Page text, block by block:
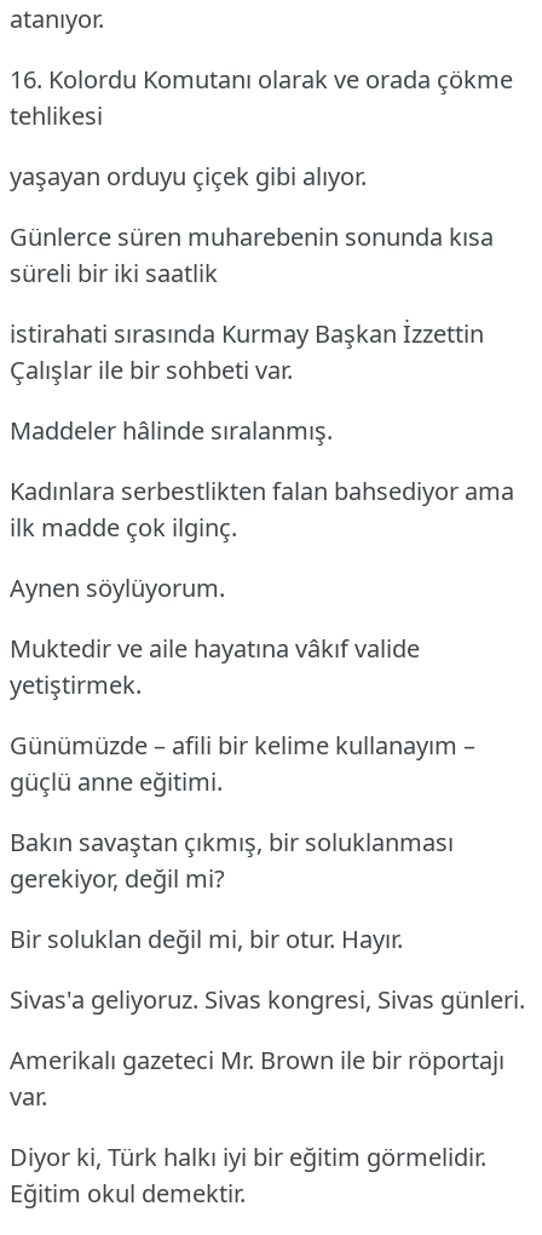
atanıyor.
16. Kolordu Komutanı olarak ve orada çökme
tehlikesi
yaşayan orduyu çiçek gibi alıyor.
Günlerce süren muharebenin sonunda kısa
süreli bir iki saatlik
istirahati sırasında Kurmay Başkan İzzettin
Çalışlar ile bir sohbeti var.
Maddeler hâlinde sıralanmış.
Kadınlara serbestlikten falan bahsediyor ama
ilk madde çok ilginç.
Aynen söylüyorum.
Muktedir ve aile hayatına vâkıf valide
yetiştirmek.
Günümüzde – afili bir kelime kullanayım –
güçlü anne eğitimi.
Bakın savaştan çıkmış, bir soluklanması
gerekiyor, değil mi?
Bir soluklan değil mi, bir otur. Hayır.
Sivas'a geliyoruz. Sivas kongresi, Sivas günleri.
Amerikalı gazeteci Mr. Brown ile bir röportajı
var.
Diyor ki, Türk halkı iyi bir eğitim görmelidir.
Eğitim okul demektir.